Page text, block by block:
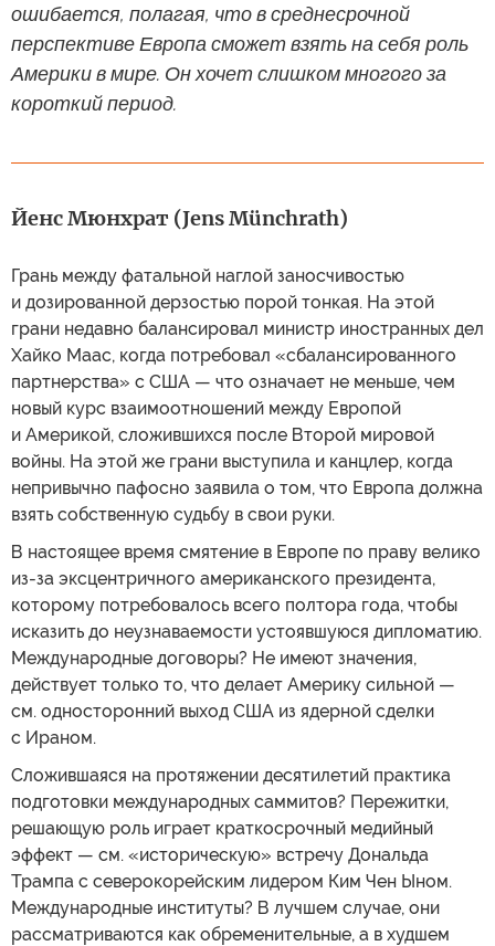
ошибается, полагая, что в среднесрочной
перспективе Европа сможет взять на себя роль
Америки в мире. Он хочет слишком многого за
короткий период.
Йенс Мюнхрат (Jens Münchrath)
Грань между фатальной наглой заносчивостью
и дозированной дерзостью порой тонкая. На этой
грани недавно балансировал министр иностранных дел
Хайко Маас, когда потребовал «сбалансированного
партнерства» с США — что означает не меньше, чем
новый курс взаимоотношений между Европой
и Америкой, сложившихся после Второй мировой
войны. На этой же грани выступила и канцлер, когда
непривычно пафосно заявила о том, что Европа должна
взять собственную судьбу в свои руки.
В настоящее время смятение в Европе по праву велико
из-за эксцентричного американского президента,
которому потребовалось всего полтора года, чтобы
исказить до неузнаваемости устоявшуюся дипломатию.
Международные договоры? Не имеют значения,
действует только то, что делает Америку сильной —
см. односторонний выход США из ядерной сделки
с Ираном.
Сложившаяся на протяжении десятилетий практика
подготовки международных саммитов? Пережитки,
решающую роль играет краткосрочный медийный
эффект — см. «историческую» встречу Дональда
Трампа с северокорейским лидером Ким Чен Ыном.
Международные институты? В лучшем случае, они
рассматриваются как обременительные, а в худшем